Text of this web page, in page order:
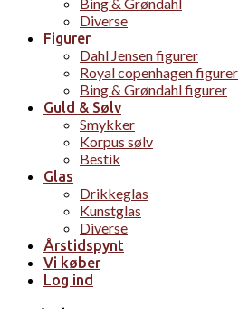
Bing & Grøndahl
Diverse
Figurer
Dahl Jensen figurer
Royal copenhagen figurer
Bing & Grøndahl figurer
Guld & Sølv
Smykker
Korpus sølv
Bestik
Glas
Drikkeglas
Kunstglas
Diverse
Årstidspynt
Vi køber
Log ind